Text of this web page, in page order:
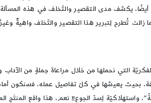
105 مدرسة ضمن منطقة الضاحية الجنوبيّة لبيروت عام 2014 – وللأسف أيضًا،
تُطرح لِتبرير هذا التقصير والتّخلف واهيةٌ
التي نحملها من خلال مراعاة جملةٍ من الآداب
بحيث يعيشها في كلّ تفاصيل عمله، فسنكون
واستهلاكيّة لِسدّ الجوع!! نعم، هذا واقع المنتَج